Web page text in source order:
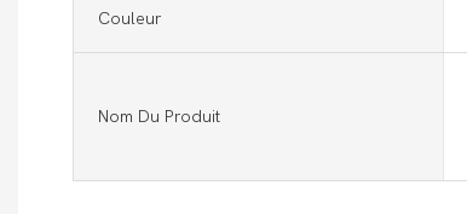
Couleur
Nom Du Produit